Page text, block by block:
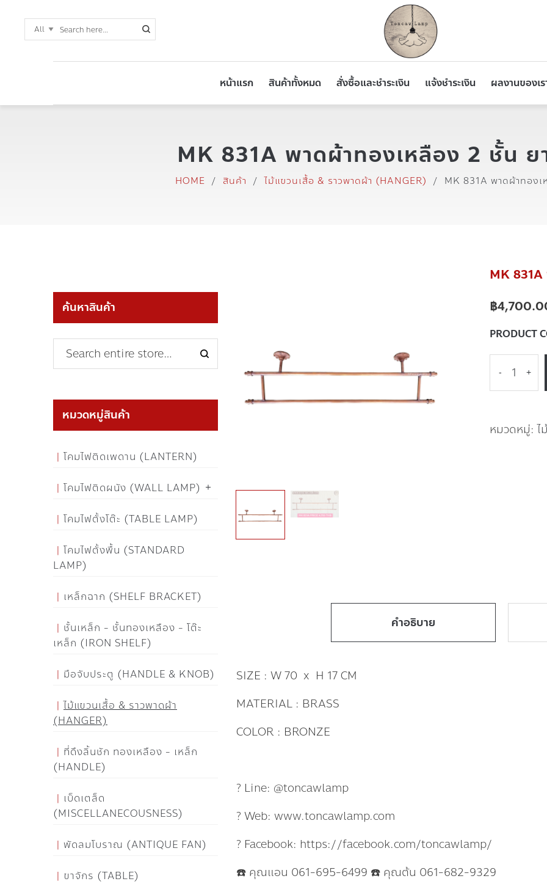
หน้าแรก สินค้าทั้งหมด สั่งซื้อและชำระเงิน แจ้งชำระเงิน ผลงานของเร
MK 831A พาดผ้าทองเหลือง 2 ชั้น ย
HOME / สินค้า / ไม้แขวนเสื้อ & ราวพาดผ้า (HANGER) / MK 831A พาดผ้าทอง
MK
฿
PRODUCT
- +
หมวดหมู่:ไ
คำอธิบาย
SIZE : W 70 x H 17 CM
MATERIAL : BRASS
COLOR : BRONZE
? Line: @toncawlamp
? Web: www.toncawlamp.com
? Facebook: https://facebook.com/toncawlamp/
☎️ คุณแอน 061-695-6499 ☎️ คุณต้น 061-682-9329
ค้นหาสินค้า
หมวดหมู่สินค้า
โคมไฟติดเพดาน (LANTERN)
โคมไฟติดผนัง (WALL LAMP)
โคมไฟตั้งโต๊ะ (TABLE LAMP)
โคมไฟตั้งพื้น (STANDARD
LAMP)
เหล็กฉาก (SHELF BRACKET)
ชั้นเหล็ก - ชั้นทองเหลือง - โต๊ะ
เหล็ก (IRON SHELF)
มือจับประตู (HANDLE & KNOB)
ไม้แขวนเสื้อ & ราวพาดผ้า
(HANGER)
ที่ดึงลิ้นชัก ทองเหลือง - เหล็ก
(HANDLE)
เบ็ดเตล็ด
(MISCELLANECOUSNESS)
พัดลมโบราณ (ANTIQUE FAN)
ขาจักร (TABLE)